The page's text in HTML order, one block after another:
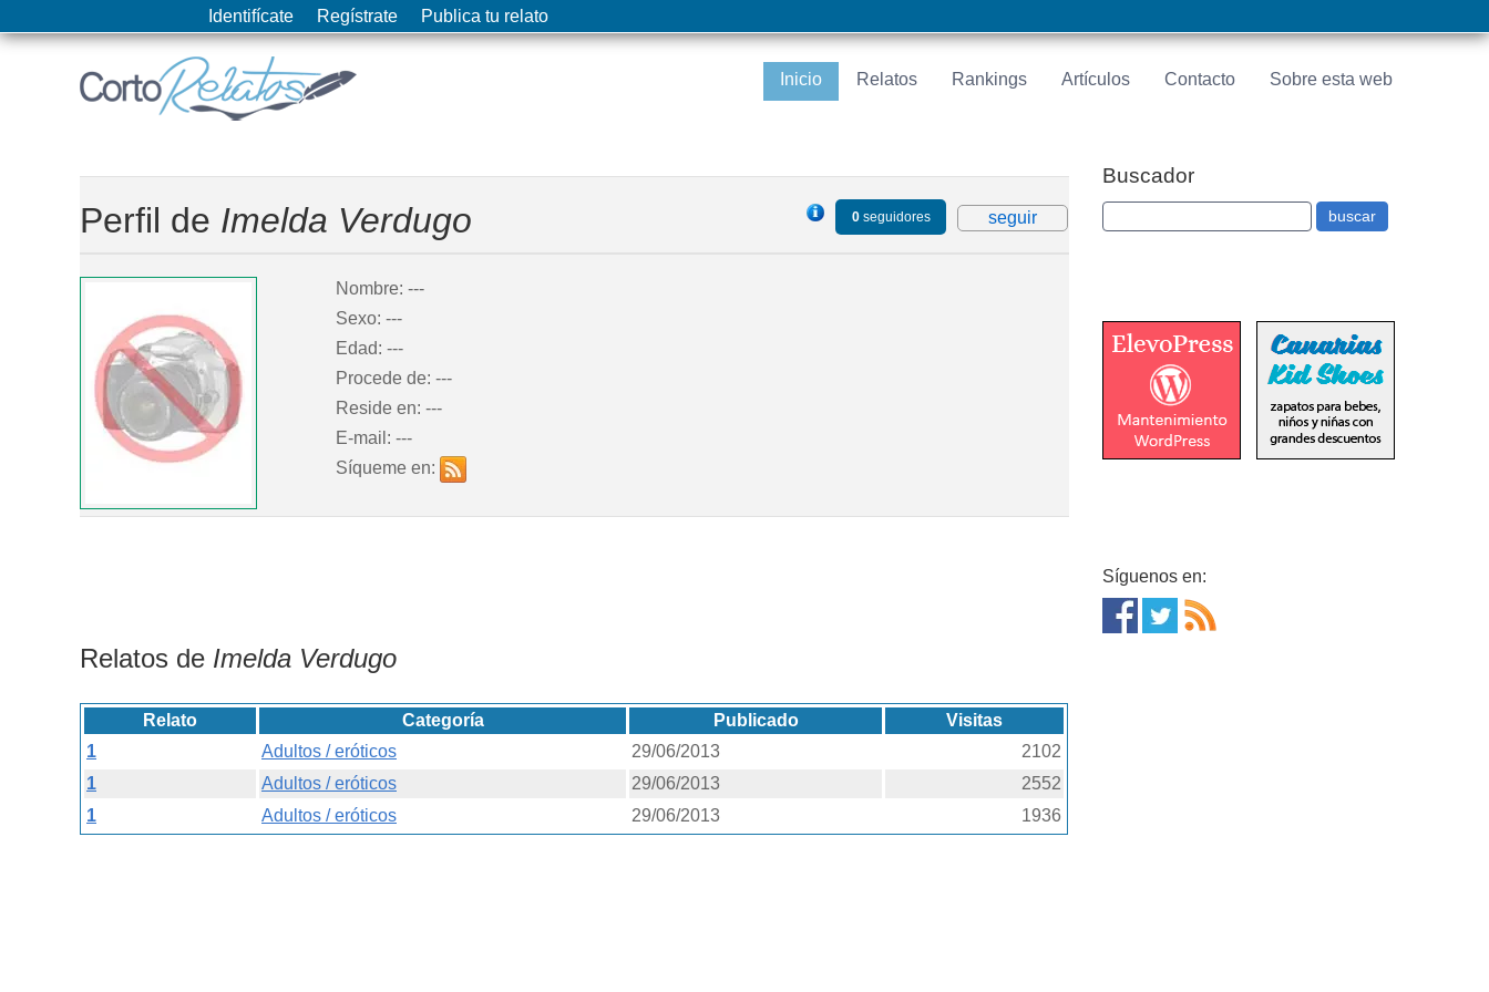
Identifícate Regístrate Publica tu relato
Inicio Relatos Rankings Artículos Contacto Sobre esta web
Perfil de Imelda Verdugo seguir
0seguidores
Nombre: ---
Sexo: ---
Edad: ---
Procede de: ---
Reside en: ---
E-mail: ---
Síqueme en:
Relatos de Imelda Verdugo
Relato Categoría Publicado
Visitas
1
Adultos / eróticos 29/06/2013
2102
1
Adultos / eróticos 29/06/2013
2552
1
Adultos / eróticos 29/06/2013 1936
Buscador
Síguenos en: